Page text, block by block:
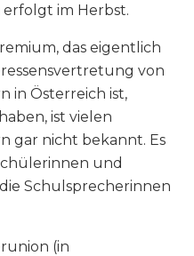
im Herbst.
das eigentlich
von
in Österreich ist,
ist vielen
gar nicht bekannt. Es
und
Schulsprecherinnen
(in